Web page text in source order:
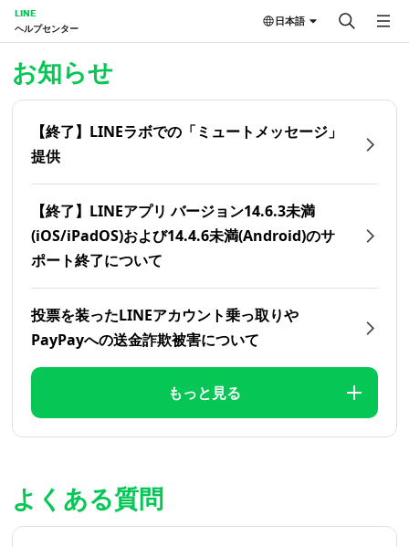
LINE
ヘルプセンター
日本語
お知らせ
【終了】LINEラボでの「ミュートメッセージ」
提供
【終了】LINEアプリ バージョン14.6.3未満
(iOS/iPadOS)および14.4.6未満(Android)のサ
ポート終了について
投票を装ったLINEアカウント乗っ取りや
PayPayへの送金詐欺被害について
もっと見る
よくある質問